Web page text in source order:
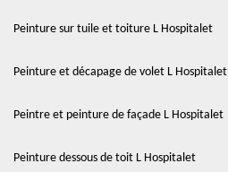
Peinture sur tuile et toiture L Hospitalet
Peinture et décapage de volet L Hospitalet
Peintre et peinture de façade L Hospitalet
Peinture dessous de toit L Hospitalet